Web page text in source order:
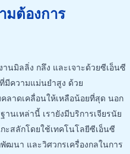
มต้องการ
นมิลลิ่ง กลึง และเจาะด้วยซีเอ็นซี
มีความแม่นยำสูง ด้วย
ลาดเคลื่อนให้เหลือน้อยที่สุด นอก
นเหล่านี้ เรายังมีบริการเจียรนัย
ะสลักโดยใช้เทคโนโลยีซีเอ็นซี
นา และวิศวกรเครื่องกลในการ